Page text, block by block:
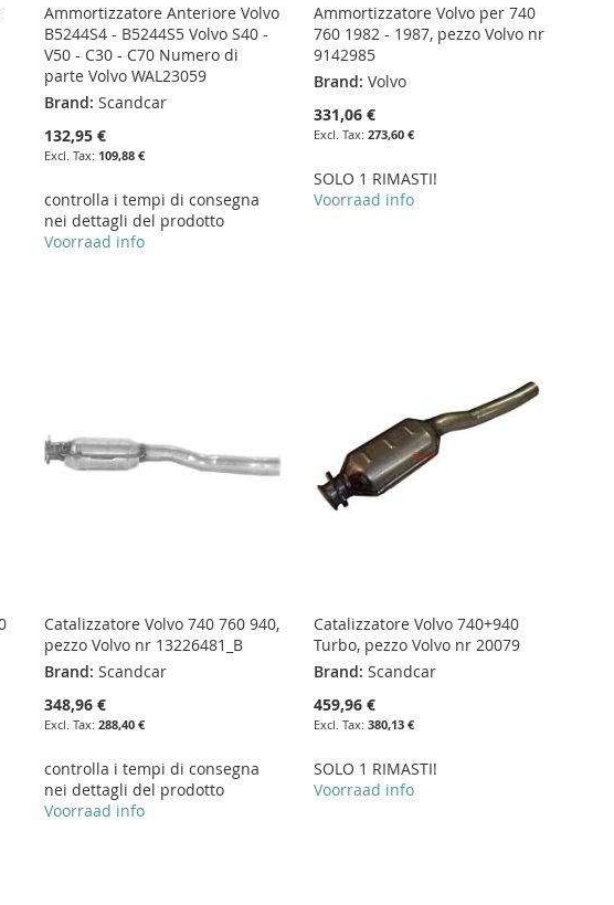
Ammortizzatore Anteriore Volvo
B5244S4 - B5244S5 Volvo S40 -
V50 - C30 - C70 Numero di
parte Volvo WAL23059
Brand: Scandcar
132,95 €
109,88 €
controlla i tempi di consegna
nei dettagli del prodotto
Voorraad info
Ammortizzatore Volvo per 740
760 1982 - 1987, pezzo Volvo nr
9142985
Brand: Volvo
331,06 €
273,60 €
SOLO 1 RIMASTI!
Voorraad info
Catalizzatore Volvo 740 760 940,
pezzo Volvo nr 13226481_B
Brand: Scandcar
348,96 €
288,40 €
controlla i tempi di consegna
nei dettagli del prodotto
Voorraad info
Catalizzatore Volvo 740+940
Turbo, pezzo Volvo nr 20079
Brand: Scandcar
459,96 €
380,13 €
SOLO 1 RIMASTI!
Voorraad info